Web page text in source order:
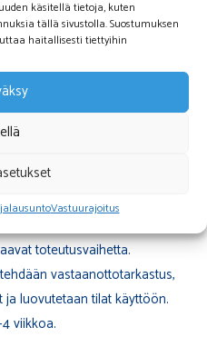
käsitellä tietoja, kuten
tällä sivustolla. Suostumuksen
haitallisesti tiettyihin
Vastuurajoitus
viimeistely:1–2 viikkoa linjaa
tarkoittaa, että samassa
samanaikaisesti.
on huomattavasti
toteutusvaihetta.
vastaanottotarkastus,
luovutetaan tilat käyttöön.
viikkoa.